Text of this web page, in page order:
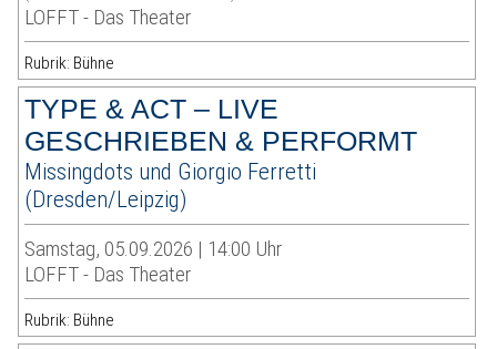
LOFFT - Das Theater
Rubrik: Bühne
TYPE & ACT – LIVE
GESCHRIEBEN & PERFORMT
Missingdots und Giorgio Ferretti
(Dresden/Leipzig)
Samstag, 05.09.2026 | 14:00 Uhr
LOFFT - Das Theater
Rubrik: Bühne